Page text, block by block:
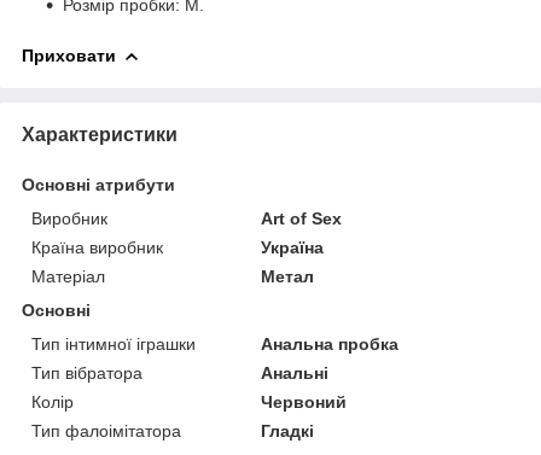
Розмір пробки: M.
Приховати
Характеристики
Основні атрибути
Виробник
Art of Sex
Країна виробник
Україна
Матеріал
Метал
Основні
Тип інтимної іграшки
Анальна пробка
Тип вібратора
Анальні
Колір
Червоний
Тип фалоімітатора
Гладкі